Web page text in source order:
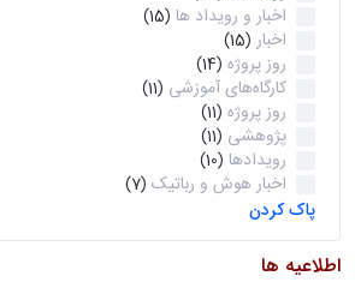
اخبار و رویداد ها (15)
اخبار (15)
روز پروژه (14)
کارگاه‌های آموزشی (11)
روز پروژه (11)
پژوهشی (11)
رویدادها (10)
اخبار هوش و رباتیک (7)
پاک کردن
اطلاعیه ها